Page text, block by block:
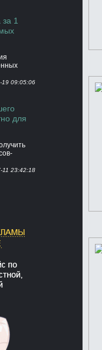
1
19 09:05:06
для
11 23:42:18